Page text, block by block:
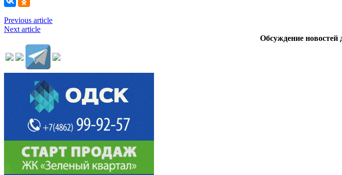
Previous article
Next article
Обсуждение новостей